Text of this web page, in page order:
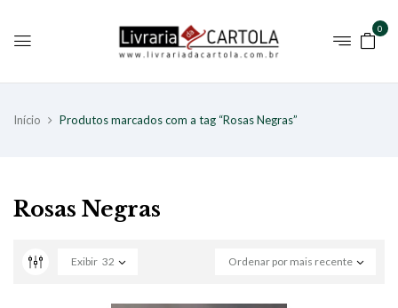
0
Início Produtos marcados com a tag “Rosas Negras”
Rosas Negras
Ordenar por mais recente
Exibir 32